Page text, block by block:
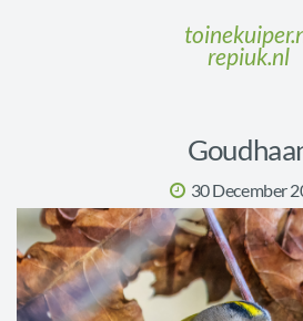
repiuk.nl
30 December